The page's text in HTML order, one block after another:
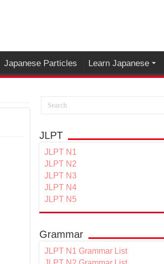
Japanese Particles Learn Japanese
JLPT
JLPT N1
JLPT N2
JLPT N3
JLPT N4
JLPT N5
Grammar
JLPT N1 Grammar List